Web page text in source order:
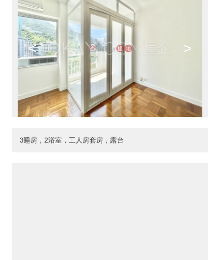
< >
3睡房，2浴室，工人房套房，露台